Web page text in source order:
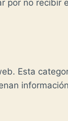
no recibir
Esta